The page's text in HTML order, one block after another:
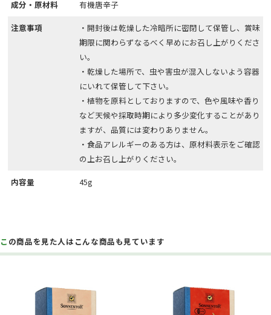
成分・原材料
有機唐辛子
注意事項
・開封後は乾燥した冷暗所に密閉して保管し、賞味
期限に関わらずなるべく早めにお召し上がりくださ
い。
・乾燥した場所で、虫や害虫が混入しないよう容器
にいれて保管して下さい。
・植物を原料としておりますので、色や風味や香り
など天候や採取時期により多少変化することがあり
ますが、品質には変わりありません。
・食品アレルギーのある方は、原材料表示をご確認
の上お召し上がりください。
内容量
45g
この商品を見た人はこんな商品も見ています